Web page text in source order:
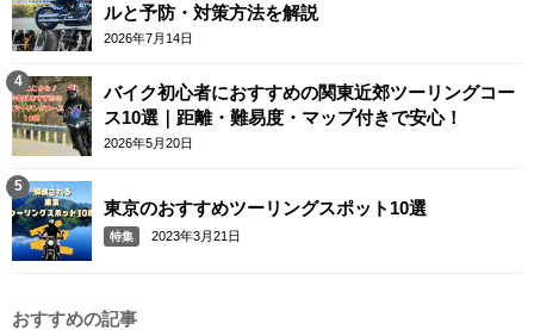
ルと予防・対策方法を解説
2026年7月14日
バイク初心者におすすめの関東近郊ツーリングコー
ス10選｜距離・難易度・マップ付きで安心！
2026年5月20日
東京のおすすめツーリングスポット10選
特集 2023年3月21日
おすすめの記事